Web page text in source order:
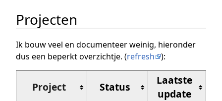
Projecten
Ik bouw veel en documenteer weinig, hieronder
dus een beperkt overzichtje. (refresh ):
Project Status
Laatste
update